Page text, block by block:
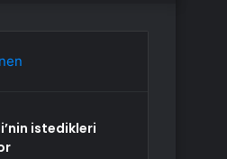
istedikleri